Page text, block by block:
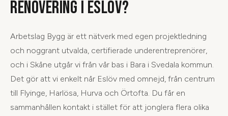
RENOVERING I ESLÖV?
Arbetslag Bygg är ett nätverk med egen projektledning
och noggrant utvalda, certifierade underentreprenörer,
och i Skåne utgår vi från vår bas i Bara i Svedala kommun.
Det gör att vi enkelt når Eslöv med omnejd, från centrum
till Flyinge, Harlösa, Hurva och Örtofta. Du får en
sammanhållen kontakt i stället för att jonglera flera olika